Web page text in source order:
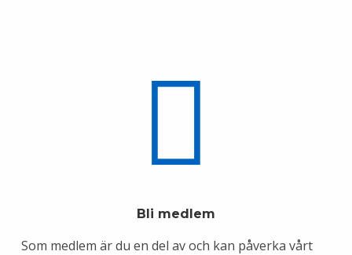
Bli medlem
Som medlem är du en del av och kan påverka vårt